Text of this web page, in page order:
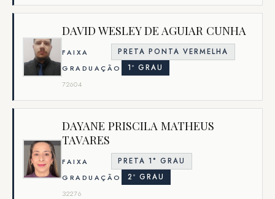
DAVID WESLEY DE AGUIAR CUNHA
FAIXA
PRETA PONTA VERMELHA
GRADUAÇÃO
1º GRAU
72604
DAYANE PRISCILA MATHEUS
TAVARES
FAIXA
PRETA 1° GRAU
GRADUAÇÃO
2º GRAU
32276